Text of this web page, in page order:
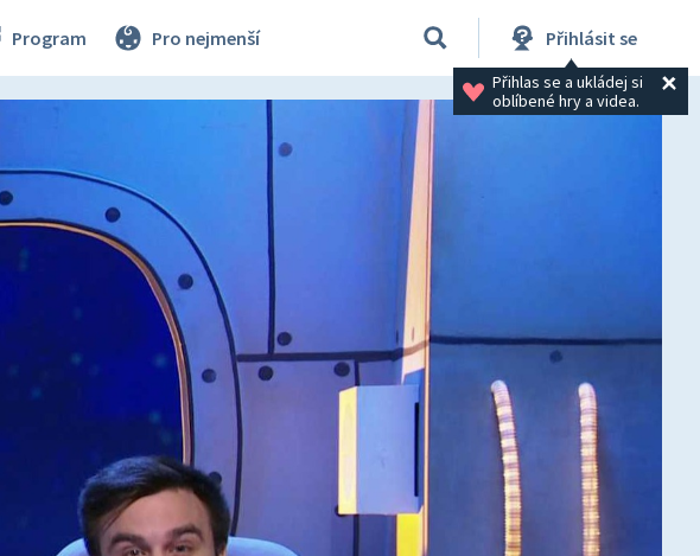
Program Pro nejmenší Přihlásit se
Přihlas se a ukládej si
oblíbené hry a videa.